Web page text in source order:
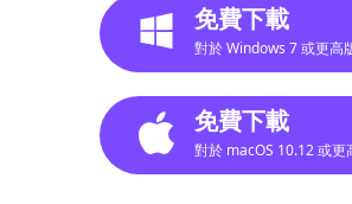
免費下載
對於 Windows 7 或更高
免費下載
對於 macOS 10.12 或更